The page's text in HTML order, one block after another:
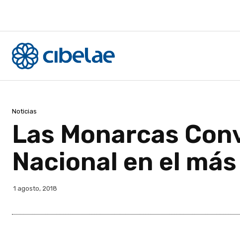
Noticias
Las Monarcas
Nacional en el
1 agosto, 2018